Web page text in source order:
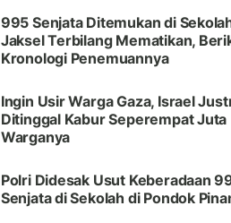
995 Senjata Ditemukan di
Jaksel Terbilang Mematikan,
Kronologi Penemuannya
Ingin Usir Warga Gaza, Israel
Ditinggal Kabur Seperempat Juta
Warganya
Polri Didesak Usut Keberadaan
Senjata di Sekolah di Pondok